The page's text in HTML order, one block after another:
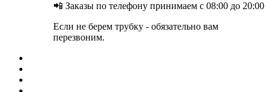
📲 Заказы по телефону принимаем с 08:00 до 20:00
Если не берем трубку - обязательно вам
перезвоним.